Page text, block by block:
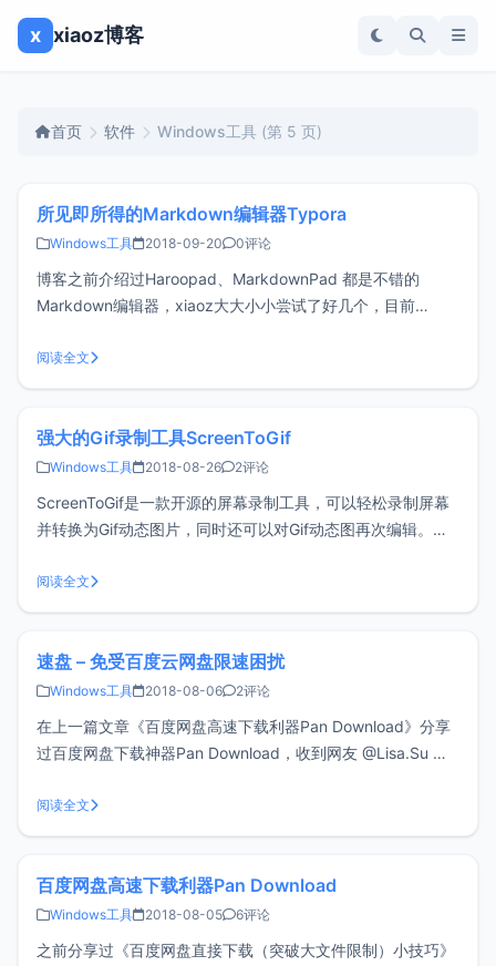
x xiaoz博客
首页 软件 Windows工具 (第 5 页)
所见即所得的Markdown编辑器Typora
Windows工具 2018-09-20 0评论
博客之前介绍过Haroopad、MarkdownPad 都是不错的
Markdown编辑器，xiaoz大大小小尝试了好几个，目前
明随着Typora的不断更新，Typora已经支持Windows、
Linux、MacOS三大主流系统，同时已支持中
阅读全文
强大的Gif录制工具ScreenToGif
Windows工具 2018-08-26 2评论
ScreenToGif是一款开源的屏幕录制工具，可以轻松录制屏幕
并转换为Gif动态图片，同时还可以对Gif动态图再次编辑。下
持，使用之前请确保已经安装.NET 4.6，以免无法正常使用，
以下提供的是官方绿色版
阅读全文
速盘 – 免受百度云网盘限速困扰
Windows工具 2018-08-06 2评论
在上一篇文章《百度网盘高速下载利器Pan Download》分享
过百度网盘下载神器Pan Download，收到网友 @Lisa.Su 留
还不错，特此分享一下。主要功能免登录高速下载百度网盘资
源搜索百度网盘共享资源个人网盘管理，如离线下载、文件
阅读全文
百度网盘高速下载利器Pan Download
Windows工具 2018-08-05 6评论
之前分享过《百度网盘直接下载（突破大文件限制）小技巧》